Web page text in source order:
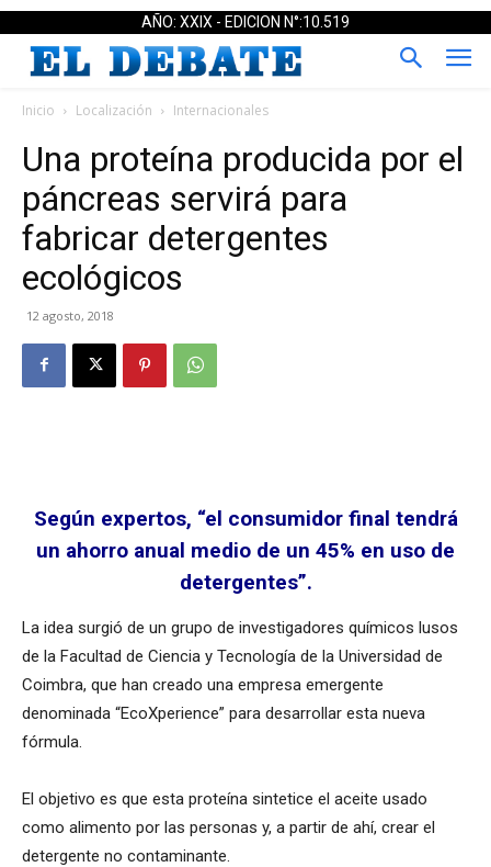
AÑO: XXIX - EDICION N°:10.519
Inicio Localización Internacionales
Una proteína producida por el
páncreas servirá para
fabricar detergentes
ecológicos
12 agosto, 2018
Según expertos, “el consumidor final tendrá
un ahorro anual medio de un 45% en uso de
detergentes”.
La idea surgió de un grupo de investigadores químicos lusos
de la Facultad de Ciencia y Tecnología de la Universidad de
Coimbra, que han creado una empresa emergente
denominada “EcoXperience” para desarrollar esta nueva
fórmula.
El objetivo es que esta proteína sintetice el aceite usado
como alimento por las personas y, a partir de ahí, crear el
detergente no contaminante.